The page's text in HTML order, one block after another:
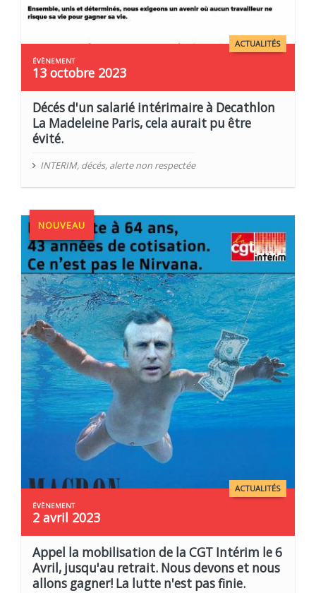
ACTUALITÉS
13 octobre 2023
Décés d'un salarié intérimaire à Decathlon
La Madeleine Paris, cela aurait pu être
évité.
INTERIM, décés, alerte non respectée
NOUVEAU
ACTUALITÉS
2 avril 2023
Appel la mobilisation de la CGT Intérim le 6
Avril, jusqu'au retrait. Nous devons et nous
allons gagner! La lutte n'est pas finie.